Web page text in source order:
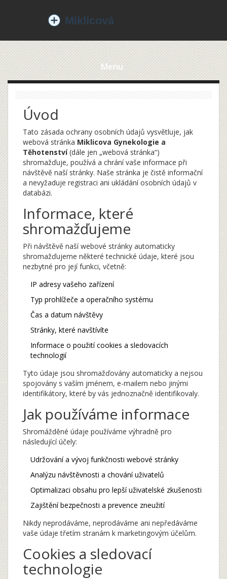
Menu
Úvod
Tato zásada ochrany osobních údajů vysvětluje, jak
webová stránka Miklicova Gynekologie a
Těhotenství(dále jen „webová stránka“)
shromažďuje, používá a chrání vaše informace při
návštěvě naší stránky. Naše stránka je čistě informační
a nevyžaduje registraci ani ukládání osobních údajů v
databázi.
Informace, které
shromažďujeme
Při návštěvě naší webové stránky automaticky
shromažďujeme některé technické údaje, které jsou
nezbytné pro její funkci, včetně:
IP adresy vašeho zařízení
Typ prohlížeče a operačního systému
Čas a datum návštěvy
Stránky, které navštívíte
Informace o použití cookies a sledovacích
technologií
Tyto údaje jsou shromažďovány automaticky a nejsou
spojovány s vaším jménem, e-mailem nebo jinými
identifikátory, které by vás jednoznačně identifikovaly.
Jak používáme informace
Shromážděné údaje používáme výhradně pro
následující účely:
Udržování a vývoj funkčnosti webové stránky
Analýzu návštěvnosti a chování uživatelů
Optimalizaci obsahu pro lepší uživatelské zkušenosti
Zajištění bezpečnosti a prevence zneužití
Nikdy neprodáváme, neprodáváme ani nepředáváme
vaše údaje třetím stranám k marketingovým účelům.
Cookies a sledovací
technologie